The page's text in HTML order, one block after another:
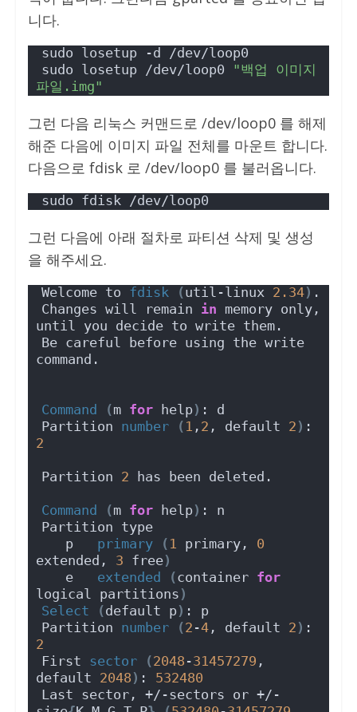
니다.
sudo losetup -d /dev/loop0
sudo losetup /dev/loop0
"백업 이미지
파일.img"
그런 다음 리눅스 커맨드로 /dev/loop0 를 해제
해준 다음에 이미지 파일 전체를 마운트 합니다.
다음으로 fdisk 로 /dev/loop0 를 불러옵니다.
sudo fdisk /dev/loop0
그런 다음에 아래 절차로 파티션 삭제 및 생성
을 해주세요.
Welcome to fdisk (util-linux 2.34) .
Changes will remain in memory only,
until you decide to write them.
Be careful before using the write
command.
Command (m for help) : d
Partition number ( 1 , 2 , default 2 )
2
Partition 2 has been deleted.
Command (m for help) : n
Partition type
   p
primary ( 1 primary, 0
extended, 3 free)
   e
extended (container for
logical partitions )
Select
(default p) : p
Partition number (2 -4, default 2 )
2
First sector (2048 -31457279 ,
default 2048 ) : 532480
Last sector, +/-sectors or +/-